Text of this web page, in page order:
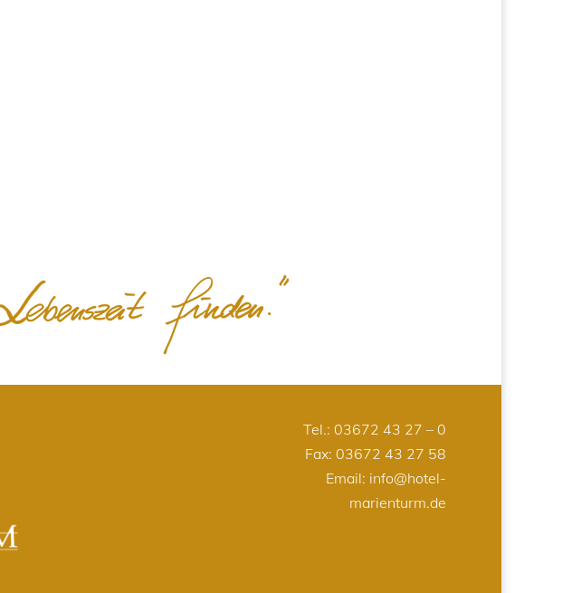
Tel.: 03672 43 27 – 0
Fax: 03672 43 27 58
Email: info@hotel-
marienturm.de